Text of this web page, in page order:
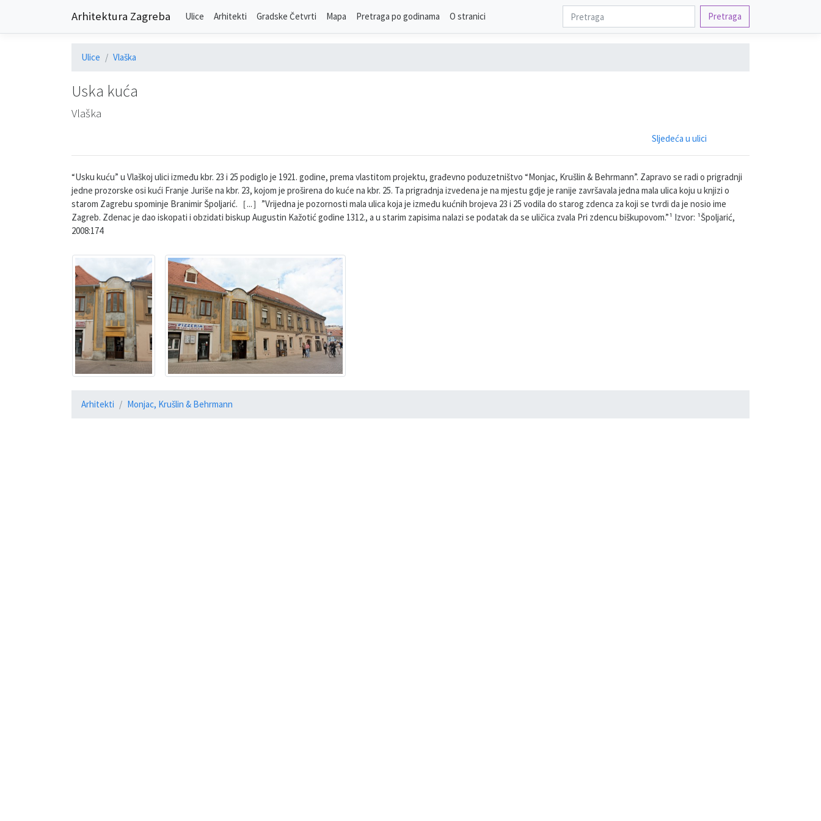
Arhitektura Zagreba Ulice Arhitekti Gradske Četvrti Mapa Pretraga po godinama O stranici Pretraga
Ulice Vlaška
Uska kuća
Vlaška
Sljedeća u ulici
“Usku kuću” u Vlaškoj ulici između kbr. 23 i 25 podiglo je 1921. godine, prema vlastitom projektu, građevno poduzetništvo “Monjac, Krušlin & Behrmann”. Zapravo se radi o prigradnji
jedne prozorske osi kući Franje Juriše na kbr. 23, kojom je proširena do kuće na kbr. 25. Ta prigradnja izvedena je na mjestu gdje je ranije završavala jedna mala ulica koju u knjizi o
starom Zagrebu spominje Branimir Špoljarić.［...］”Vrijedna je pozornosti mala ulica koja je između kućnih brojeva 23 i 25 vodila do starog zdenca za koji se tvrdi da je nosio ime
Zagreb. Zdenac je dao iskopati i obzidati biskup Augustin Kažotić godine 1312., a u starim zapisima nalazi se podatak da se uličica zvala Pri zdencu biškupovom.”¹ Izvor: ¹Špoljarić,
2008:174
Arhitekti Monjac, Krušlin & Behrmann